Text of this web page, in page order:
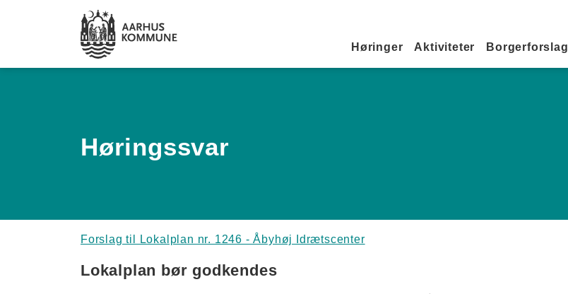
Primær navigation
Høringer Aktiviteter Borgerforslag
Høringssvar
Forslag til Lokalplan nr. 1246 - Åbyhøj Idrætscenter
Lokalplan bør godkendes